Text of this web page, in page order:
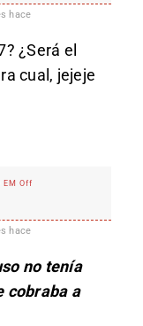
hace
¿Será el
cual, jejeje
EM Off
hace
no tenía
cobraba a